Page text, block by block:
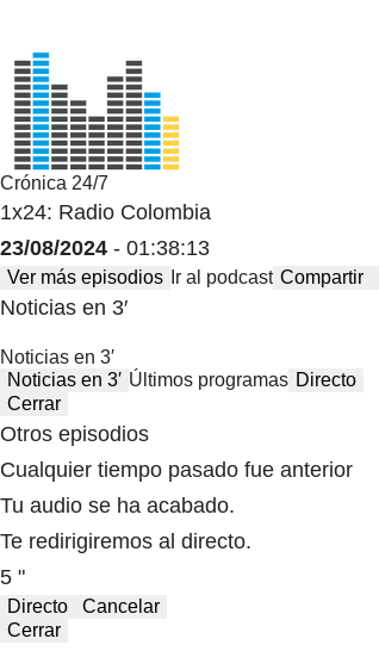
Crónica 24/7
1x24: Radio Colombia
23/08/2024 - 01:38:13
Ver más episodios Ir al podcast Compartir
Noticias en 3′
Noticias en 3′
Noticias en 3′ Últimos programas Directo
Cerrar
Otros episodios
Cualquier tiempo pasado fue anterior
Tu audio se ha acabado.
Te redirigiremos al directo.
5 "
Directo
Cancelar
Cerrar